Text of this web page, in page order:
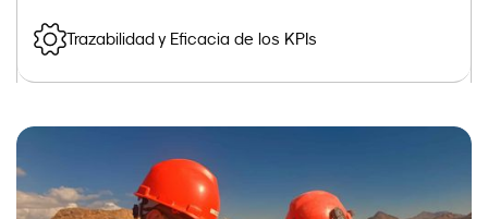
Trazabilidad y Eficacia de los KPIs